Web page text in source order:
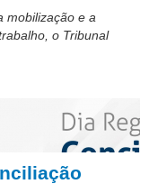
mobilização e a
o Tribunal